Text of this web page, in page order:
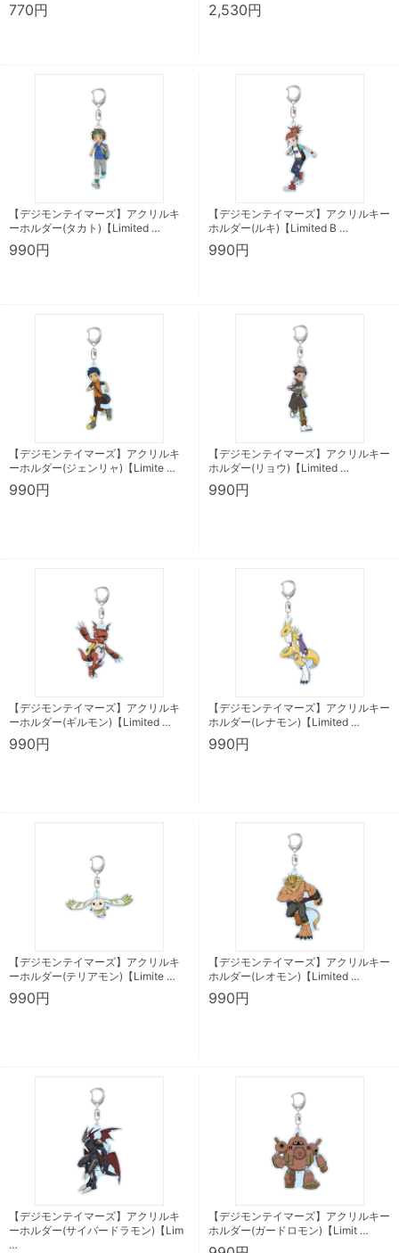
770円 2,530円
【デジモンテイマーズ】アクリルキ
ーホルダー(タカト)【Limited …
990円
【デジモンテイマーズ】アクリルキー
ホルダー(ルキ)【Limited B …
990円
【デジモンテイマーズ】アクリルキ
ーホルダー(ジェンリャ)【Limite …
990円
【デジモンテイマーズ】アクリルキー
ホルダー(リョウ)【Limited …
990円
【デジモンテイマーズ】アクリルキ
ーホルダー(ギルモン)【Limited …
990円
【デジモンテイマーズ】アクリルキー
ホルダー(レナモン)【Limited …
990円
【デジモンテイマーズ】アクリルキ
ーホルダー(テリアモン)【Limite …
990円
【デジモンテイマーズ】アクリルキー
ホルダー(レオモン)【Limited …
990円
【デジモンテイマーズ】アクリルキ
ーホルダー(サイバードラモン)【Lim
…
【デジモンテイマーズ】アクリルキー
ホルダー(ガードロモン)【Limit …